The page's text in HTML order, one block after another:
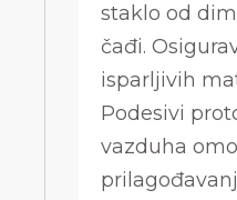
staklo od
čađi.
isparljivih
Podesivi
vazduha